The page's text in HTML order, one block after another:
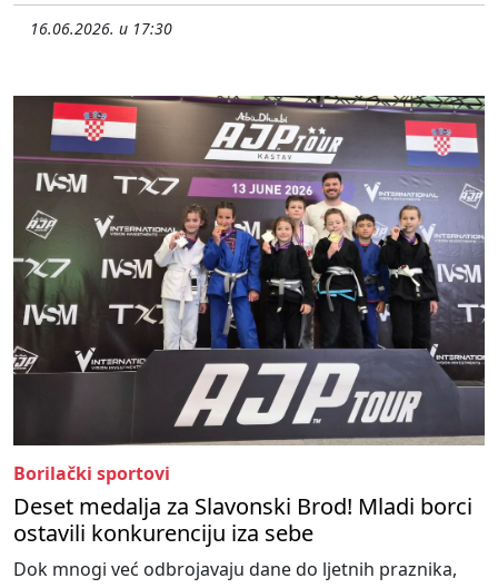
16.06.2026. u 17:30
Borilački sportovi
Deset medalja za Slavonski Brod! Mladi borci
ostavili konkurenciju iza sebe
Dok mnogi već odbrojavaju dane do ljetnih praznika,